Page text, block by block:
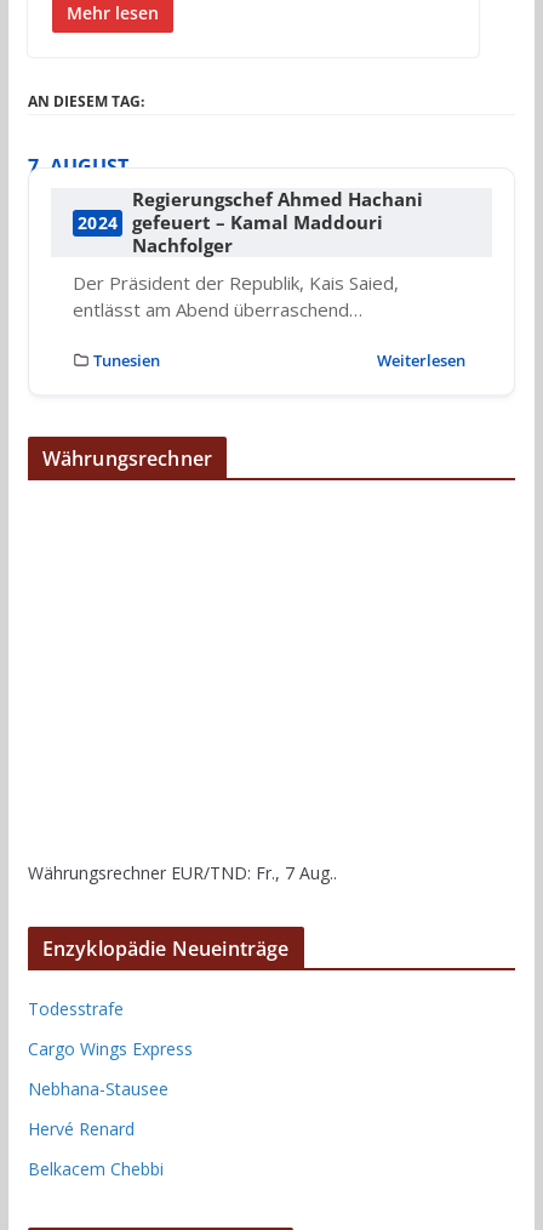
Mehr lesen
AN DIESEM TAG:
7. AUGUST
2024
Regierungschef Ahmed Hachani
gefeuert – Kamal Maddouri
Nachfolger
Der Präsident der Republik, Kais Saied,
entlässt am Abend überraschend…
Tunesien Weiterlesen
Währungsrechner
Währungsrechner EUR/TND: Fr., 7 Aug..
Enzyklopädie Neueinträge
Todesstrafe
Cargo Wings Express
Nebhana-Stausee
Hervé Renard
Belkacem Chebbi